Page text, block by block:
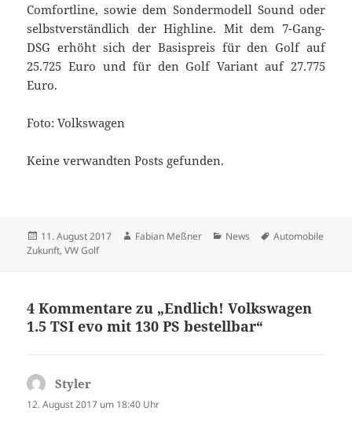
Comfortline, sowie dem Sondermodell Sound oder
selbstverständlich der Highline. Mit dem 7-Gang-
DSG erhöht sich der Basispreis für den Golf auf
25.725 Euro und für den Golf Variant auf 27.775
Euro.
Foto: Volkswagen
Keine verwandten Posts gefunden.
Veröffentlicht
am
11. August 2017 Autor
Fabian Meßner Kategorien
News Schlagwörter
Automobile
Zukunft,VW Golf
4 Kommentare zu „Endlich! Volkswagen
1.5 TSI evo mit 130 PS bestellbar“
Styler
12. August 2017 um 18:40 Uhr